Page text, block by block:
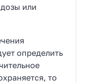
или
определить
то